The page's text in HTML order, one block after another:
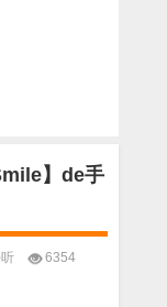
】de手
6354